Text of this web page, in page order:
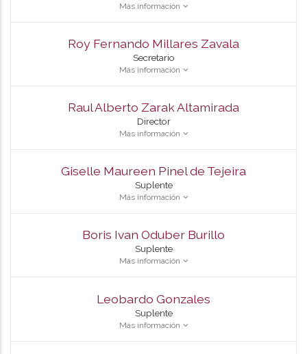
Más información
Roy Fernando Millares Zavala
Secretario
Más información
Raul Alberto Zarak Altamirada
Director
Más información
Giselle Maureen Pinel de Tejeira
Suplente
Más información
Boris Ivan Oduber Burillo
Suplente
Más información
Leobardo Gonzales
Suplente
Más información